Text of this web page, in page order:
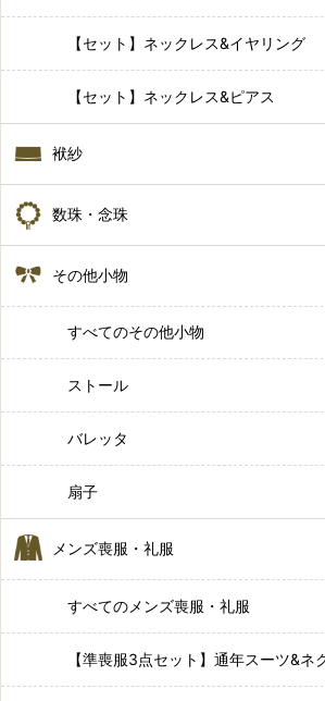
【セット】ネックレス&イヤリング
【セット】ネックレス&ピアス
袱紗
数珠・念珠
その他小物
すべてのその他小物
ストール
バレッタ
扇子
メンズ喪服・礼服
すべてのメンズ喪服・礼服
【準喪服3点セット】通年スーツ&ネ